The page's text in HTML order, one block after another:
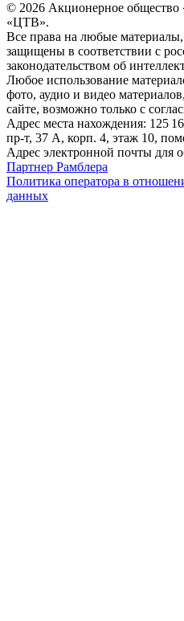
© 2026 Акционерное
«ЦТВ».
Все права на любые
защищены в соответствии с
законодательством об
Любое использование
фото, аудио и видео
сайте, возможно только с
Адрес места нахождения: 125
пр-т, 37 А, корп. 4, этаж 10,
Адрес электронной почты для
Партнер Рамблера
Политика оператора в
данных